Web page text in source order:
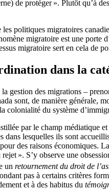
de protéger ». Plutôt qu’à
politiques migratoires
migratoire est une
migratoire sert en cela de
dans la
gestion des migrations –
sont, de manière générale,
colonialité du système
par le champ
dans lesquelles ils sont
des raisons économiques.
». S’y observe une
un retournement du droit de
pas à certains critères
et à des habitus du